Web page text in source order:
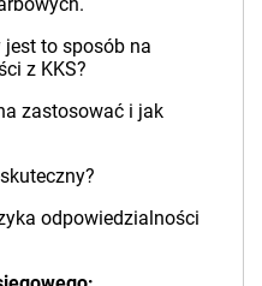
to sposób na
z KKS?
zastosować i jak
odpowiedzialności